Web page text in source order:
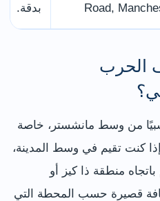
Road,
بدقة.
الحرب
من وسط مانشستر، خاصة
كنت تقيم في وسط المدينة،
منطقة ذا كيز أو
قصيرة حسب المحطة التي